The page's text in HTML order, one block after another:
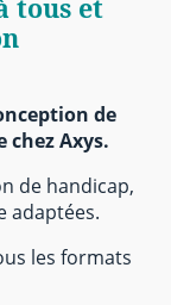
tous et
de
Axys.
de handicap,
adaptées.
les formats